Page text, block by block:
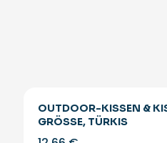
OUTDOOR-KISSEN &
GRÖSSE, TÜRKIS